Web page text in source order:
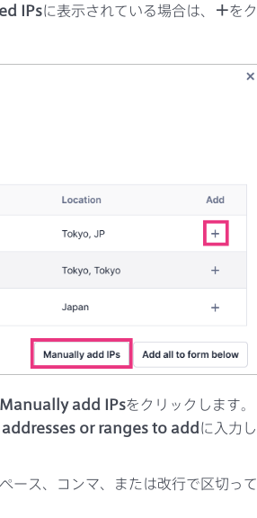
IPsに表示されている場合は、 ＋をク
Manually add IPsをクリックします。
addresses or ranges to addに入力し
ース、コンマ、または改行で区切って